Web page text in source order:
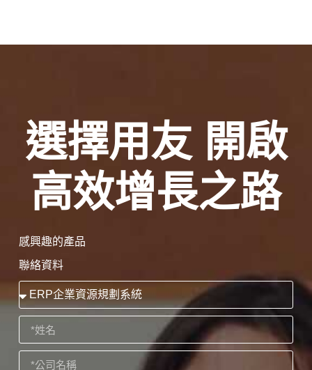
選擇用友 開啟
高效增長之路
感興趣的產品
聯絡資料